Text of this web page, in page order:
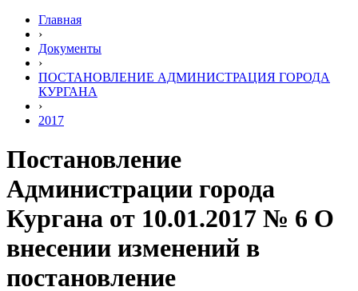
Главная
›
Документы
›
ПОСТАНОВЛЕНИЕ АДМИНИСТРАЦИЯ ГОРОДА
КУРГАНА
›
2017
Постановление
Администрации города
Кургана от 10.01.2017 № 6 О
внесении изменений в
постановление